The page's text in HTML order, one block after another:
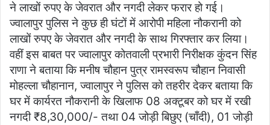
ने लाखों रुपए के जेवरात और नगदी लेकर फरार हो गई।
ज्वालापुर पुलिस ने कुछ ही घंटों में आरोपी महिला नौकरानी को
लाखों रुपए के जेवरात और नगदी के साथ गिरफ्तार कर लिया।
वहीं इस बाबत पर ज्वालापुर कोतवाली प्रभारी निरीक्षक कुंदन सिंह
राणा ने बताया कि मनीष चौहान पुत्र रामस्वरूप चौहान निवासी
मोहल्ला चौहानान, ज्वालापुर ने पुलिस को तहरीर देकर बताया कि
घर में कार्यरत नौकरानी के खिलाफ 08 अक्टूबर को घर में रखी
नगदी ₹8,30,000/- तथा 04 जोड़ी बिछुए (चाँदी), 01 जोड़ी